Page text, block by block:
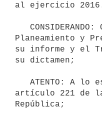
al ejercicio
Planeamiento y
su informe y el
su dictamen;
artículo 221 de
República;